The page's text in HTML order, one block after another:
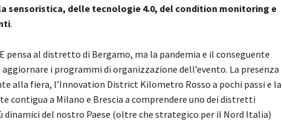
sensoristica, delle tecnologie 4.0, del condition monitoring e
.
pensa al distretto di Bergamo, ma la pandemia e il conseguente
i programmi di organizzazione dell’evento. La presenza
alla fiera, l’Innovation District Kilometro Rosso a pochi passi e la
contigua a Milano e Brescia a comprendere uno dei distretti
del nostro Paese (oltre che strategico per il Nord Italia)